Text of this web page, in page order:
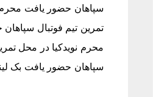
سپاهان حضور یافت محرم
تمرین تیم فوتبال
محرم نویدکیا در محل
سپاهان حضور یافت بک لینک رنک